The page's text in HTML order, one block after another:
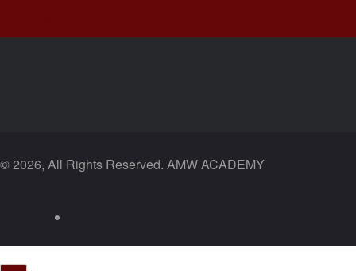
© 2026, All Rights Reserved. AMW ACADEMY